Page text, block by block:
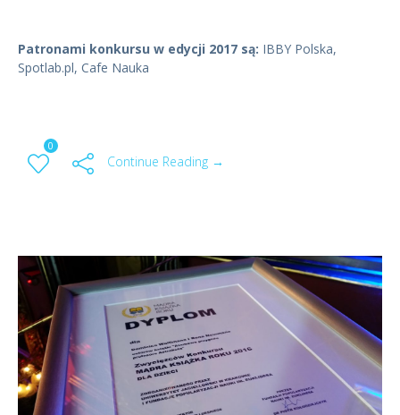
Patronami konkursu w edycji 2017 są: IBBY Polska,
Spotlab.pl, Cafe Nauka
0
Continue Reading →